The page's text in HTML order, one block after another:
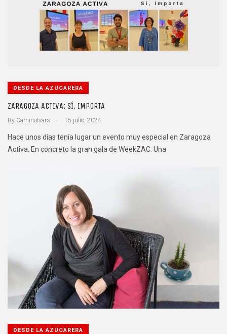
DESDE LA AZUCARERA
ZARAGOZA ACTIVA: SÍ, IMPORTA
By CaminoIvars . 15 julio, 2024
Hace unos días tenía lugar un evento muy especial en Zaragoza
Activa. En concreto la gran gala de WeekZAC. Una
DESDE LA AZUCARERA